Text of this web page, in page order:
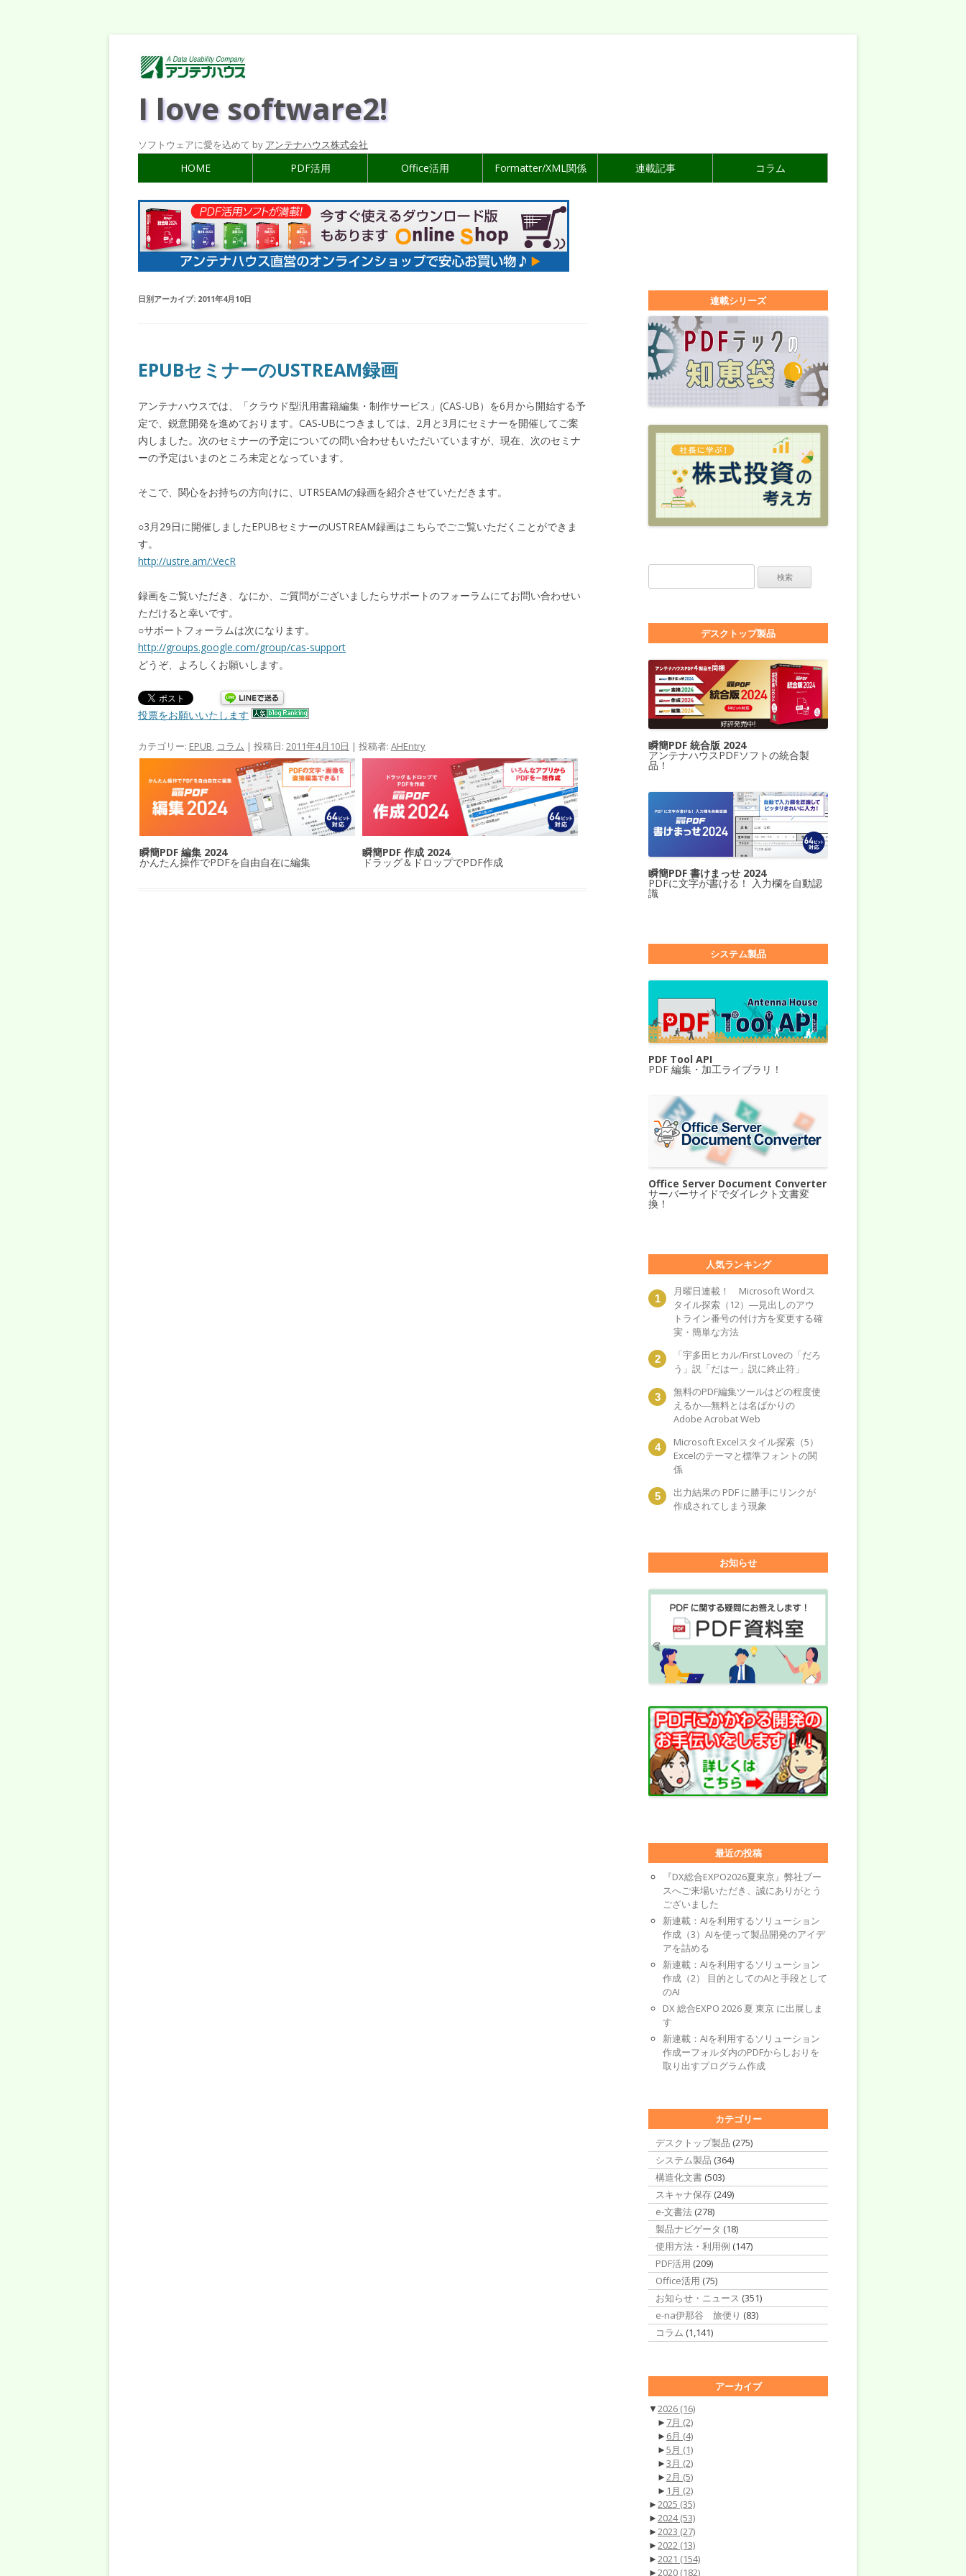
I love software2!
ソフトウェアに愛を込めて by アンテナハウス株式会社
HOME PDF活用 Office活用 Formatter/XML関係 連載記事 コラム
日別アーカイブ: 2011年4月10日
EPUBセミナーのUSTREAM録画
アンテナハウスでは、「クラウド型汎用書籍編集・制作サービス」(CAS-UB）を6月から開始する予
定で、鋭意開発を進めております。CAS-UBにつきましては、2月と3月にセミナーを開催してご案
内しました。次のセミナーの予定についての問い合わせもいただいていますが、現在、次のセミナ
ーの予定はいまのところ未定となっています。
そこで、関心をお持ちの方向けに、UTRSEAMの録画を紹介させていただきます。
○3月29日に開催しましたEPUBセミナーのUSTREAM録画はこちらでごご覧いただくことができま
す。
http://ustre.am/:VecR
録画をご覧いただき、なにか、ご質問がございましたらサポートのフォーラムにてお問い合わせい
ただけると幸いです。
○サポートフォーラムは次になります。
http://groups.google.com/group/cas-support
どうぞ、よろしくお願いします。
投票をお願いいたします
カテゴリー: EPUB, コラム | 投稿日: 2011年4月10日 | 投稿者: AHEntry
瞬簡PDF 編集 2024
かんたん操作でPDFを自由自在に編集
瞬簡PDF 作成 2024
ドラッグ＆ドロップでPDF作成
連載シリーズ
デスクトップ製品
瞬簡PDF 統合版 2024
アンテナハウスPDFソフトの統合製
品！
瞬簡PDF 書けまっせ 2024
PDFに文字が書ける！ 入力欄を自動認
識
システム製品
PDF Tool API
PDF 編集・加工ライブラリ！
Office Server Document Converter
サーバーサイドでダイレクト文書変
換！
人気ランキング
月曜日連載！ Microsoft Wordス
タイル探索（12）―見出しのアウ
トライン番号の付け方を変更する確
実・簡単な方法
「宇多田ヒカル/First Loveの「だろ
う」説「だはー」説に終止符」
無料のPDF編集ツールはどの程度使
えるか―無料とは名ばかりの
Adobe Acrobat Web
Microsoft Excelスタイル探索（5）
Excelのテーマと標準フォントの関
係
出力結果の PDF に勝手にリンクが
作成されてしまう現象
お知らせ
最近の投稿
『DX総合EXPO2026夏東京』弊社ブー
スへご来場いただき、誠にありがとう
ございました
新連載：AIを利用するソリューション
作成（3）AIを使って製品開発のアイデ
アを詰める
新連載：AIを利用するソリューション
作成（2） 目的としてのAIと手段として
のAI
DX 総合EXPO 2026 夏 東京 に出展しま
す
新連載：AIを利用するソリューション
作成ーフォルダ内のPDFからしおりを
取り出すプログラム作成
カテゴリー
デスクトップ製品 (275)
システム製品 (364)
構造化文書 (503)
スキャナ保存 (249)
e-文書法 (278)
製品ナビゲータ (18)
使用方法・利用例 (147)
PDF活用 (209)
Office活用 (75)
お知らせ・ニュース (351)
e-na伊那谷 旅便り (83)
コラム (1,141)
アーカイブ
▼2026 (16)
► 7月 (2)
► 6月 (4)
►5月 (1)
►3月 (2)
►2月 (5)
► 1月 (2)
►2025 (35)
►2024(53)
►2023 (27)
►2022 (13)
►2021 (154)
►2020 (182)